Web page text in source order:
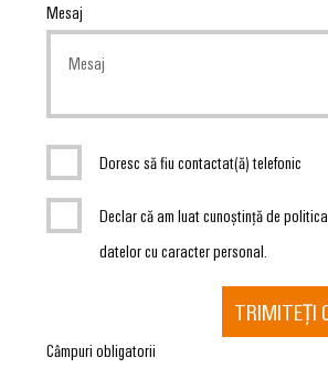
Mesaj
Doresc să fiu contactat(ă) telefonic
Declar că am luat cunoștință de
datelor cu caracter personal.
Câmpuri obligatorii
TRIMITEȚI